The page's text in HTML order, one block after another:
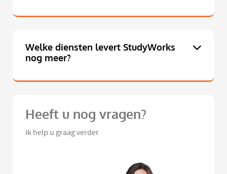
Welke diensten levert StudyWorks
nog meer?
Heeft u nog vragen?
Ik help u graag verder